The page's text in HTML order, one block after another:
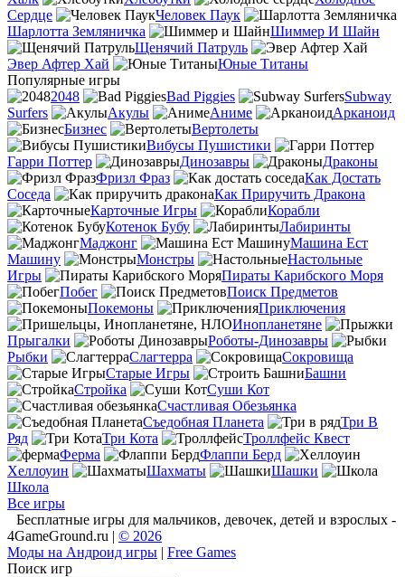
Сердце
Человек Паук
Шарлотта Земляничка
Шиммер И Шайн
Щенячий Патруль
Эвер Афтер Хай
Юные Титаны
Популярные игры
2048
Bad Piggies
Subway
Surfers
Акулы Аниме
Арканоид
Бизнес
Вертолеты
Вибусы Пушистики
Гарри Поттер
Динозавры
Драконы
Фризл Фраз
Как Достать
Соседа
Как Приручить Дракона
Карточные Игры
Корабли
Котенок Бубу
Лабиринты
Маджонг
Машина Ест
Машину
Монстры
Настольные
Игры
Пираты Карибского Моря
Побег
Поиск Предметов
Покемоны
Приключения
Инопланетяне
Прыгалки
Роботы-Динозавры
Рыбки
Слагтерра
Сокровища
Старые Игры
Башни
Стройка
Суши Кот
Счастливая Обезьянка
Съедобная Планета
Три В
Ряд
Три Кота
Троллфейс Квест
Ферма
Флаппи Берд
Хеллоуин
Шахматы
Шашки
Школа
Все игры
Бесплатные игры для мальчиков, девочек, детей и взрослых -
4GameGround.ru | © 2026
Моды на Андроид игры | Free Games
Поиск игр